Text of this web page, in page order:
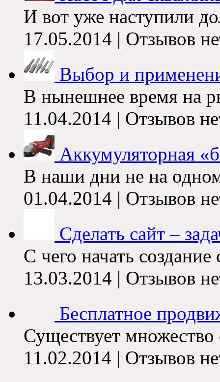
И вот уже наступили
17.05.2014 | Отзывов
Выбор и
В нынешнее время на
11.04.2014 | Отзывов
Аккумуляторная
В наши дни не на
01.04.2014 | Отзывов
Сделать сайт –
С чего начать
13.03.2014 | Отзывов
Бесплатное
Существует множество
11.02.2014 | Отзывов